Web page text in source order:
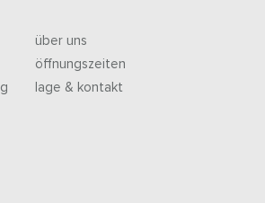
über uns
öffnungszeiten
lage & kontakt